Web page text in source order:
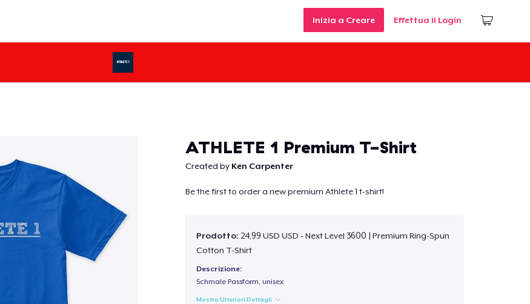
Inizia a Creare Effettua il Login
ATHLETE 1 Premium T-Shirt
Created by Ken Carpenter
Be the first to order a new premium Athlete 1 t-shirt!
Prodotto: 24,99 USD USD - Next Level 3600 | Premium Ring-Spun
Cotton T-Shirt
Descrizione:
Schmale Passform, unisex
Mostra Ulteriori Dettagli